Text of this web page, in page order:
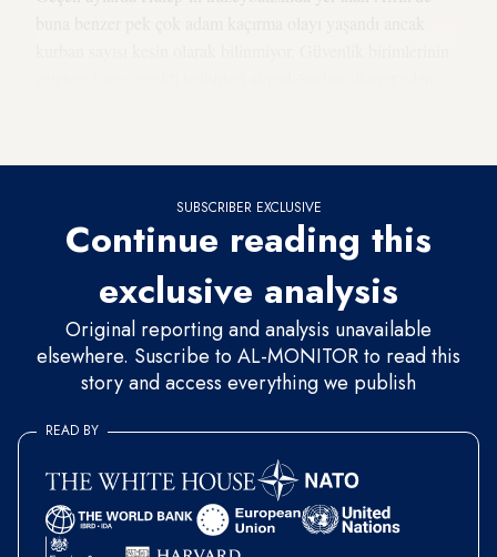
SUBSCRIBER EXCLUSIVE
Continue reading this
exclusive analysis
Original reporting and analysis unavailable
elsewhere. Suscribe to AL-MONITOR to read this
story and access everything we publish
READ BY